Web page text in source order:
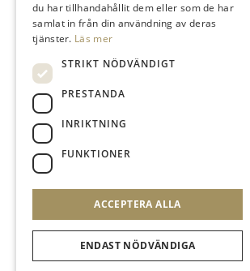
du har tillhandahållit dem eller som de har
samlat in från din användning av deras
tjänster. Läs mer
STRIKT NÖDVÄNDIGT
PRESTANDA
INRIKTNING
FUNKTIONER
ACCEPTERA ALLA
ENDAST NÖDVÄNDIGA